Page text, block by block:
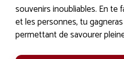
souvenirs inoubliables. En te
et les personnes, tu
permettant de savourer